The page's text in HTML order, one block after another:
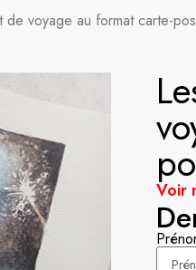
voyage au format carte-
Voir